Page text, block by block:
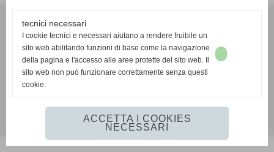
P.I. 01636130500
Tel. 3387540212
info@frogspallacanestro.it
Realizzazione siti web www.sitoper.it
tecnici necessari
I cookie tecnici e necessari aiutano a rendere fruibile un
sito web abilitando funzioni di base come la navigazione
della pagina e l'accesso alle aree protette del sito web. Il
sito web non può funzionare correttamente senza questi
cookie.
ACCETTA I COOKIES
NECESSARI